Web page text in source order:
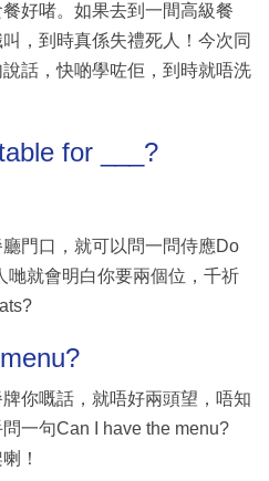
好啫。如果去到一間高級餐
，到時真係失禮死人！今次同
話，快啲學咗佢，到時就唔洗
for ___?
門口，就可以問一問侍應Do
哋就會明白你要兩個位，千祈
你嘅話，就唔好兩頭望，唔知
一句Can I have the menu?
！